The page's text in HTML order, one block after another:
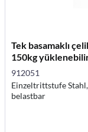
Tek basamaklı
150kg
912051
Einzeltrittstufe
belastbar